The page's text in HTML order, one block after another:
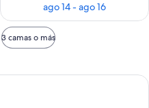
ago 14 - ago 16
3 camas o más
Un baño moderno con bañera,